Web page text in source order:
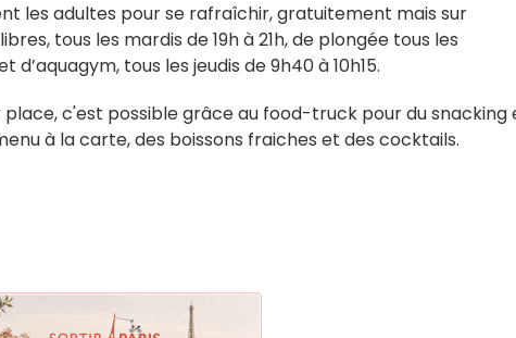
les adultes pour se rafraîchir, gratuitement mais sur
tous les mardis de 19h à 21h, de plongée tous les
d’aquagym, tous les jeudis de 9h40 à 10h15.
place, c'est possible grâce au food-truck pour du snacking
à la carte, des boissons fraiches et des cocktails.